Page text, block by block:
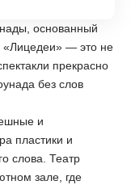
основанный
«Лицедеи» — это не
прекрасно
без слов
и
пластики и
слова. Театр
зале, где